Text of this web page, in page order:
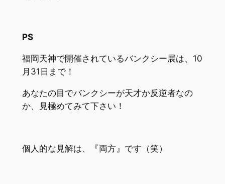
PS
福岡天神で開催されているバンクシー展は、10
月31日まで！
あなたの目でバンクシーが天才か反逆者なの
か、見極めてみて下さい！
個人的な見解は、『両方』です（笑）